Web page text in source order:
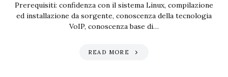
Prerequisiti: confidenza con il sistema Linux, compilazione
ed installazione da sorgente, conoscenza della tecnologia
VoIP, conoscenza base di…
READ MORE